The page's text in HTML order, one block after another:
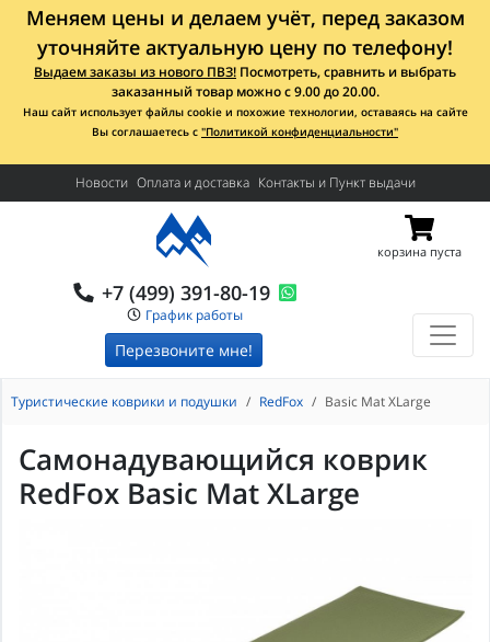
Меняем цены и делаем учёт, перед заказом
уточняйте актуальную цену по телефону!
Выдаем заказы из нового ПВЗ! Посмотреть, сравнить и выбрать
заказанный товар можно с 9.00 до 20.00.
Наш сайт использует файлы cookie и похожие технологии, оставаясь на сайте
Вы соглашаетесь с "Политикой конфиденциальности"
Новости Оплата и доставка Контакты и Пункт выдачи
+7 (499) 391-80-19
График работы
Перезвоните мне!
корзина пуста
Туристические коврики и подушки RedFox Basic Mat XLarge
Самонадувающийся коврик
RedFox Basic Mat XLarge